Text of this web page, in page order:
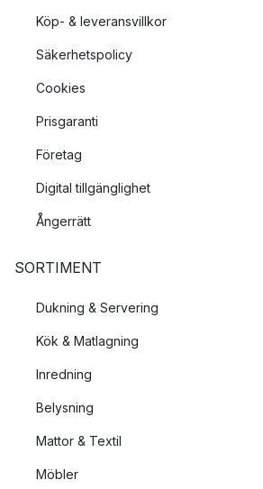
Köp- & leveransvillkor
Säkerhetspolicy
Cookies
Prisgaranti
Företag
Digital tillgänglighet
Ångerrätt
SORTIMENT
Dukning & Servering
Kök & Matlagning
Inredning
Belysning
Mattor & Textil
Möbler